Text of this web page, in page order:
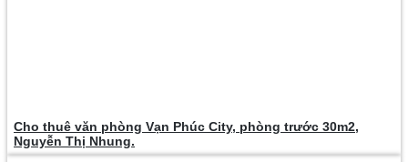
Cho thuê văn phòng Vạn Phúc City, phòng trước 30m2,
Nguyễn Thị Nhung.